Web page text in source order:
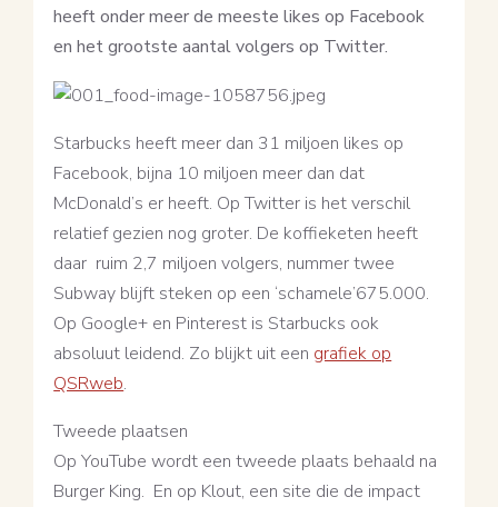
heeft onder meer de meeste likes op Facebook
en het grootste aantal volgers op Twitter.
Starbucks heeft meer dan 31 miljoen likes op
Facebook, bijna 10 miljoen meer dan dat
McDonald’s er heeft. Op Twitter is het verschil
relatief gezien nog groter. De koffieketen heeft
daar ruim 2,7 miljoen volgers, nummer twee
Subway blijft steken op een ‘schamele’675.000.
Op Google+ en Pinterest is Starbucks ook
absoluut leidend. Zo blijkt uit een grafiek op
QSRweb.
Tweede plaatsen
Op YouTube wordt een tweede plaats behaald na
Burger King. En op Klout, een site die de impact